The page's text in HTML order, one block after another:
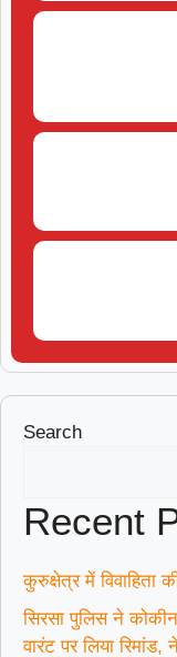
Search
Recent
कुरुक्षेत्र में विवाहिता
सिरसा पुलिस ने
वारंट पर लिया